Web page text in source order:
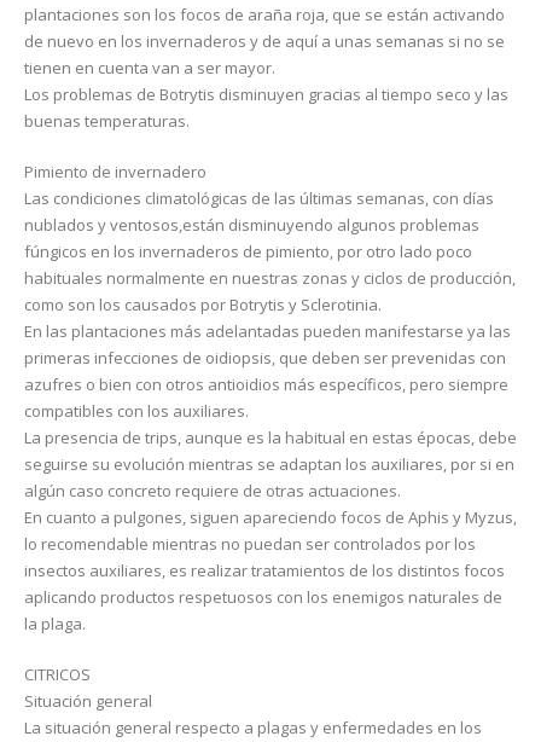
plantaciones son los focos de araña roja, que se están activando
de nuevo en los invernaderos y de aquí a unas semanas si no se
tienen en cuenta van a ser mayor.
Los problemas de Botrytis disminuyen gracias al tiempo seco y las
buenas temperaturas.
Pimiento de invernadero
Las condiciones climatológicas de las últimas semanas, con días
nublados y ventosos,están disminuyendo algunos problemas
fúngicos en los invernaderos de pimiento, por otro lado poco
habituales normalmente en nuestras zonas y ciclos de producción,
como son los causados por Botrytis y Sclerotinia.
En las plantaciones más adelantadas pueden manifestarse ya las
primeras infecciones de oidiopsis, que deben ser prevenidas con
azufres o bien con otros antioidios más específicos, pero siempre
compatibles con los auxiliares.
La presencia de trips, aunque es la habitual en estas épocas, debe
seguirse su evolución mientras se adaptan los auxiliares, por si en
algún caso concreto requiere de otras actuaciones.
En cuanto a pulgones, siguen apareciendo focos de Aphis y Myzus,
lo recomendable mientras no puedan ser controlados por los
insectos auxiliares, es realizar tratamientos de los distintos focos
aplicando productos respetuosos con los enemigos naturales de
la plaga.
CITRICOS
Situación general
La situación general respecto a plagas y enfermedades en los